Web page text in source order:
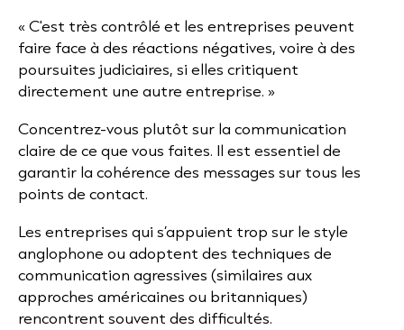
« C'est très contrôlé et les entreprises peuvent
faire face à des réactions négatives, voire à des
poursuites judiciaires, si elles critiquent
directement une autre entreprise. »
Concentrez-vous plutôt sur la communication
claire de ce que vous faites. Il est essentiel de
garantir la cohérence des messages sur tous les
points de contact.
Les entreprises qui s’appuient trop sur le style
anglophone ou adoptent des techniques de
communication agressives (similaires aux
approches américaines ou britanniques)
rencontrent souvent des difficultés.